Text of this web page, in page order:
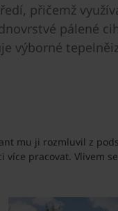
přičemž
pálené
výborné
mu ji rozmluvil z
pracovat. Vlivem